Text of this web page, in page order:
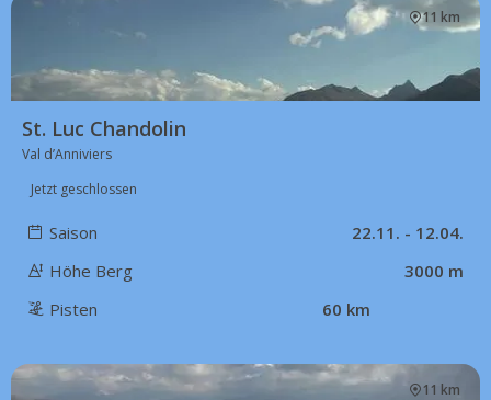
11 km
St. Luc Chandolin
Val d’Anniviers
Jetzt geschlossen
Saison
22.11. - 12.04.
Höhe Berg
3000 m
Pisten
60 km
11 km